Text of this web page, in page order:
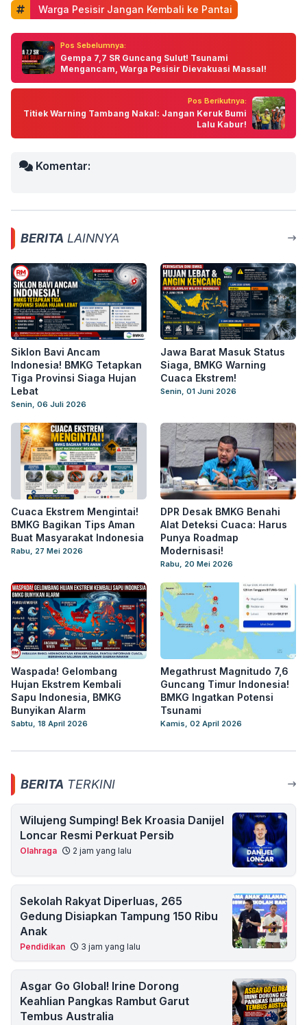
Warga Pesisir Jangan Kembali ke Pantai
Pos Sebelumnya:
Gempa 7,7 SR Guncang Sulut! Tsunami
Mengancam, Warga Pesisir Dievakuasi Massal!
Pos Berikutnya:
Titiek Warning Tambang Nakal: Jangan Keruk Bumi
Lalu Kabur!
Komentar:
BERITA LAINNYA
Siklon Bavi Ancam
Indonesia! BMKG Tetapkan
Tiga Provinsi Siaga Hujan
Lebat
Senin, 06 Juli 2026
Jawa Barat Masuk Status
Siaga, BMKG Warning
Cuaca Ekstrem!
Senin, 01 Juni 2026
Cuaca Ekstrem Mengintai!
BMKG Bagikan Tips Aman
Buat Masyarakat Indonesia
Rabu, 27 Mei 2026
DPR Desak BMKG Benahi
Alat Deteksi Cuaca: Harus
Punya Roadmap
Modernisasi!
Rabu, 20 Mei 2026
Waspada! Gelombang
Hujan Ekstrem Kembali
Sapu Indonesia, BMKG
Bunyikan Alarm
Sabtu, 18 April 2026
Megathrust Magnitudo 7,6
Guncang Timur Indonesia!
BMKG Ingatkan Potensi
Tsunami
Kamis, 02 April 2026
BERITA TERKINI
Wilujeng Sumping! Bek Kroasia Danijel
Loncar Resmi Perkuat Persib
Olahraga 2 jam yang lalu
Sekolah Rakyat Diperluas, 265
Gedung Disiapkan Tampung 150 Ribu
Anak
Pendidikan 3 jam yang lalu
Asgar Go Global! Irine Dorong
Keahlian Pangkas Rambut Garut
Tembus Australia